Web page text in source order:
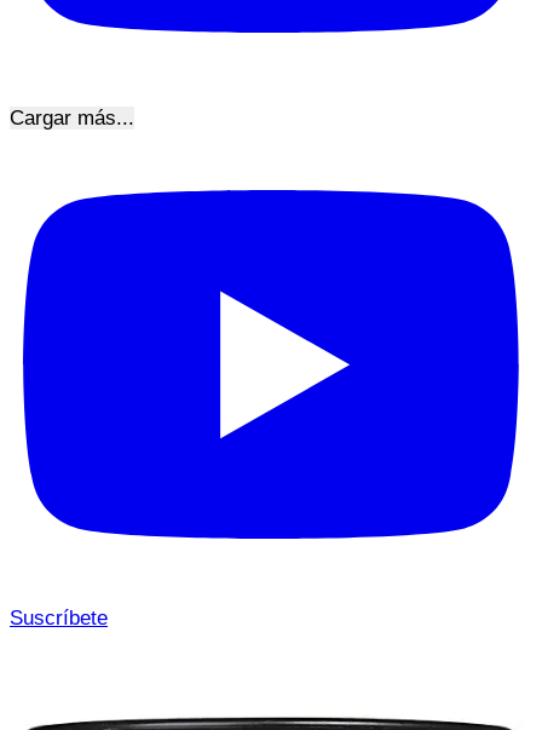
Cargar más...
Suscríbete